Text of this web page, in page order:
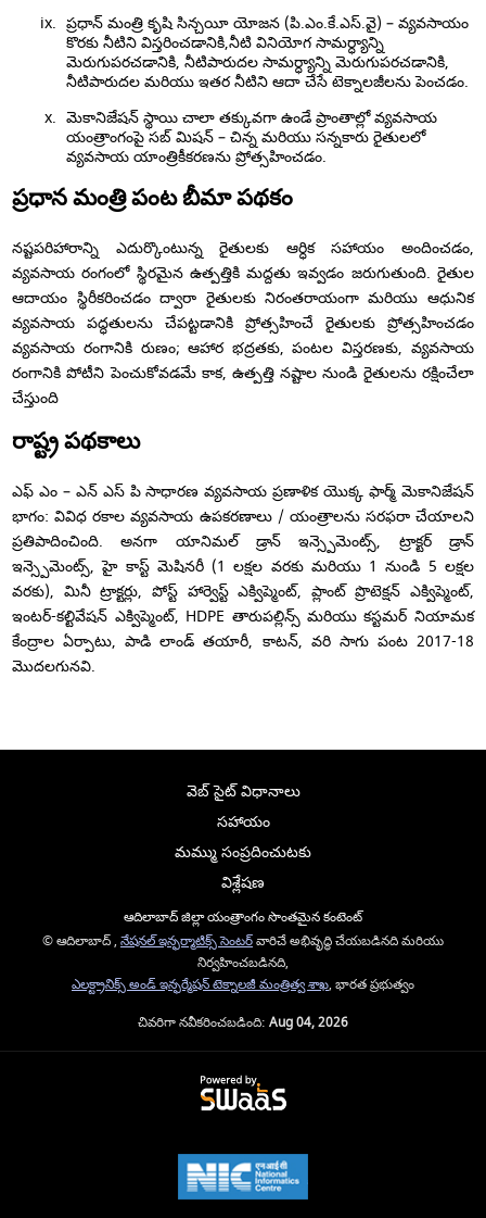
ప్రధాన్ మంత్రి కృషి సిన్చయీ యోజన (పి.ఎం.కే.ఎస్.వై) – వ్యవసాయం
కొరకు నీటిని విస్తరించడానికి,నీటి వినియోగ సామర్ధ్యాన్ని
మెరుగుపరచడానికి, నీటిపారుదల సామర్ధ్యాన్ని మెరుగుపరచడానికి,
నీటిపారుదల మరియు ఇతర నీటిని ఆదా చేసే టెక్నాలజీలను పెంచడం.
మెకానిజేషన్ స్థాయి చాలా తక్కువగా ఉండే ప్రాంతాల్లో వ్యవసాయ
యంత్రాంగంపై సబ్ మిషన్ – చిన్న మరియు సన్నకారు రైతులలో
వ్యవసాయ యాంత్రికీకరణను ప్రోత్సహించడం.
ప్రధాన మంత్రి పంట బీమా పథకం
నష్టపరిహారాన్ని ఎదుర్కొంటున్న రైతులకు ఆర్ధిక సహాయం అందించడం,
వ్యవసాయ రంగంలో స్థిరమైన ఉత్పత్తికి మద్దతు ఇవ్వడం జరుగుతుంది. రైతుల
ఆదాయం స్థిరీకరించడం ద్వారా రైతులకు నిరంతరాయంగా మరియు ఆధునిక
వ్యవసాయ పద్ధతులను చేపట్టడానికి ప్రోత్సహించే రైతులకు ప్రోత్సహించడం
వ్యవసాయ రంగానికి రుణం; ఆహార భద్రతకు, పంటల విస్తరణకు, వ్యవసాయ
రంగానికి పోటీని పెంచుకోవడమే కాక, ఉత్పత్తి నష్టాల నుండి రైతులను రక్షించేలా
చేస్తుంది
రాష్ట్ర పథకాలు
ఎఫ్ ఎం – ఎన్ ఎస్ పి సాధారణ వ్యవసాయ ప్రణాళిక యొక్క ఫార్మ్ మెకానిజేషన్
భాగం: వివిధ రకాల వ్యవసాయ ఉపకరణాలు / యంత్రాలను సరఫరా చేయాలని
ప్రతిపాదించింది. అనగా యానిమల్ డ్రాన్ ఇన్స్పెమెంట్స్, ట్రాక్టర్ డ్రాన్
ఇన్స్పెమెంట్స్, హై కాస్ట్ మెషినరీ (1 లక్షల వరకు మరియు 1 నుండి 5 లక్షల
వరకు), మినీ ట్రాక్టర్లు, పోస్ట్ హార్వెస్ట్ ఎక్విప్మెంట్, ప్లాంట్ ప్రొటెక్షన్ ఎక్విప్మెంట్,
ఇంటర్-కల్టివేషన్ ఎక్విప్మెంట్, HDPE తారుపల్లిన్స్ మరియు కస్టమర్ నియామక
కేంద్రాల ఏర్పాటు, పాడి లాండ్ తయారీ, కాటన్, వరి సాగు పంట 2017-18
మొదలగునవి.
వెబ్ సైట్ విధానాలు
సహాయం
మమ్ము సంప్రదించుటకు
విశ్లేషణ
ఆదిలాబాద్ జిల్లా యంత్రాంగం సొంతమైన కంటెంట్
© ఆదిలాబాద్ , నేషనల్ ఇన్ఫర్మాటిక్స్ సెంటర్వారిచే అభివృద్ధి చేయబడినది మరియు
నిర్వహించబడినది,
ఎలక్ట్రానిక్స్ అండ్ ఇన్ఫర్మేషన్ టెక్నాలజీ మంత్రిత్వ శాఖ, భారత ప్రభుత్వం
చివరిగా నవీకరించబడింది: Aug 04, 2026